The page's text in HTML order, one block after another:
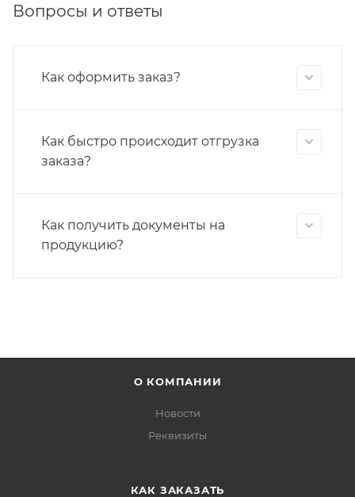
Вопросы и ответы
Как оформить заказ?
Как быстро происходит отгрузка
заказа?
Как получить документы на
продукцию?
О КОМПАНИИ
Новости
Реквизиты
КАК ЗАКАЗАТЬ